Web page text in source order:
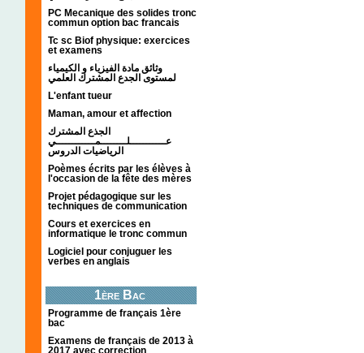
PC Mecanique des solides tronc
commun option bac francais
Tc sc Biof physique: exercices
et examens
وثائق مادة الفيزياء و الكيمياء
L'enfant tueur
Maman, amour et affection
الجذع المشترك
عـــــــــــلــــــــمــــــــــــي
الرياضيات الدروس
Poèmes écrits par les élèves à
l'occasion de la fête des mères
Projet pédagogique sur les
techniques de communication
Cours et exercices en
informatique le tronc commun
Logiciel pour conjuguer les
verbes en anglais
1ère Bac
Programme de français 1ère
bac
Examens de français de 2013 à
2017 avec correction